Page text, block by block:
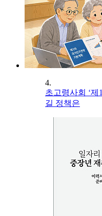
4.
초고령사회 ‘
길 정책은